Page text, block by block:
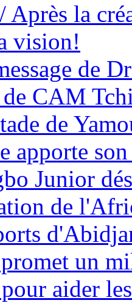
Après la
vision!
de
de CAM
de
apporte
Junior
de
un
aider